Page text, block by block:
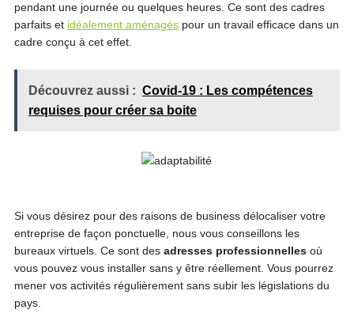
pendant une journée ou quelques heures. Ce sont des cadres
parfaits et idéalement aménagéspour un travail efficace dans un
cadre conçu à cet effet.
Découvrez aussi : Covid-19 : Les compétences
requises pour créer sa boite
Si vous désirez pour des raisons de business délocaliser votre
entreprise de façon ponctuelle, nous vous conseillons les
bureaux virtuels. Ce sont des adresses professionnellesoù
vous pouvez vous installer sans y être réellement. Vous pourrez
mener vos activités régulièrement sans subir les législations du
pays.